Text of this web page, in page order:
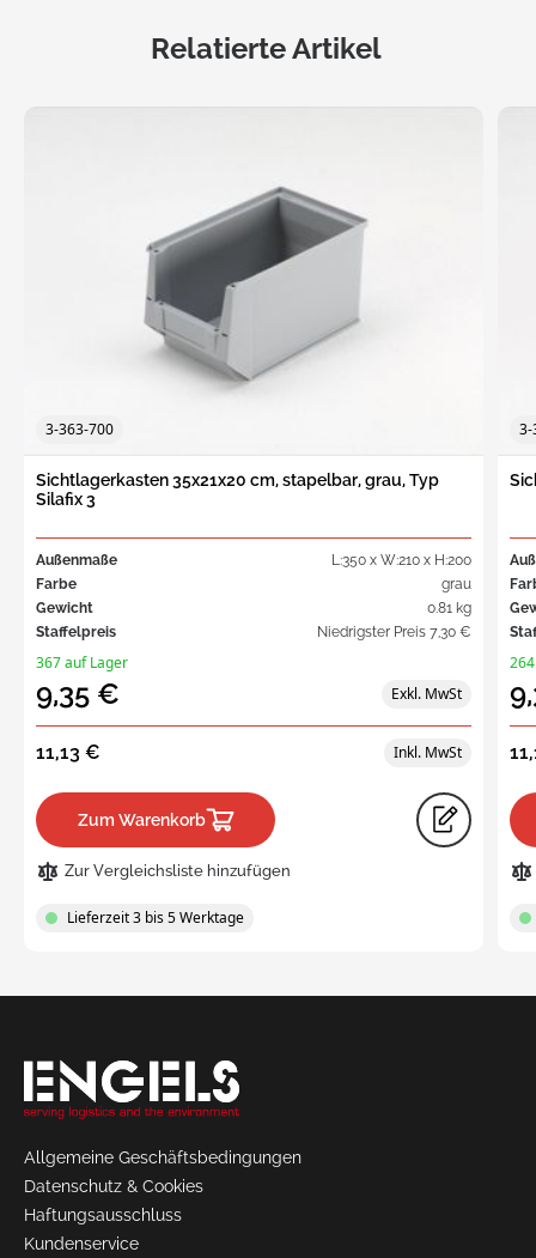
Relatierte Artikel
3-363-700
Sichtlagerkasten 35x21x20 cm, stapelbar, grau, Typ
Silafix 3
Außenmaße
L:350 x W:210 x H:200
Farbe
grau
Gewicht
0.81 kg
Staffelpreis
Niedrigster Preis 7,30 €
367 auf Lager
9,35 €
11,13 €
Zum Warenkorb
Zur Vergleichsliste hinzufügen
Lieferzeit 3 bis 5 Werktage
3-
a Quote
Allgemeine Geschäftsbedingungen
Datenschutz & Cookies
Haftungsausschluss
Kundenservice